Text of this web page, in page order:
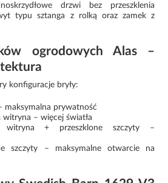
drzwi bez przeszklenia
typu sztanga z rolką oraz zamek z
ogrodowych Alas –
konfiguracje bryły:
maksymalna prywatność
– więcej światła
+ przeszklone szczyty –
szczyty – maksymalne otwarcie na